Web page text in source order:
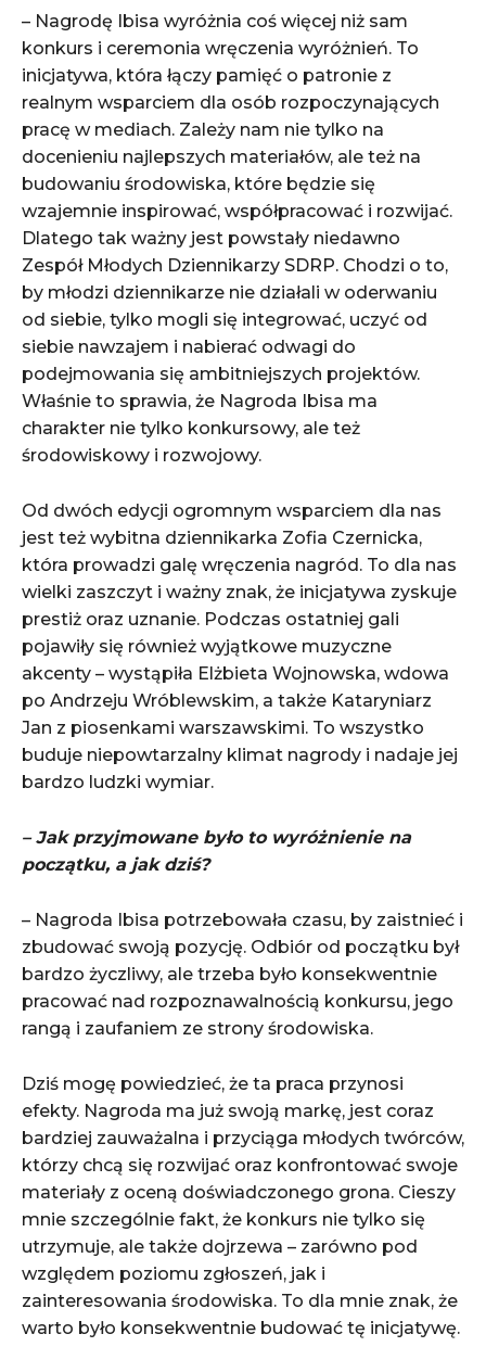
– Nagrodę Ibisa wyróżnia coś więcej niż sam
konkurs i ceremonia wręczenia wyróżnień. To
inicjatywa, która łączy pamięć o patronie z
realnym wsparciem dla osób rozpoczynających
pracę w mediach. Zależy nam nie tylko na
docenieniu najlepszych materiałów, ale też na
budowaniu środowiska, które będzie się
wzajemnie inspirować, współpracować i rozwijać.
Dlatego tak ważny jest powstały niedawno
Zespół Młodych Dziennikarzy SDRP. Chodzi o to,
by młodzi dziennikarze nie działali w oderwaniu
od siebie, tylko mogli się integrować, uczyć od
siebie nawzajem i nabierać odwagi do
podejmowania się ambitniejszych projektów.
Właśnie to sprawia, że Nagroda Ibisa ma
charakter nie tylko konkursowy, ale też
środowiskowy i rozwojowy.
Od dwóch edycji ogromnym wsparciem dla nas
jest też wybitna dziennikarka Zofia Czernicka,
która prowadzi galę wręczenia nagród. To dla nas
wielki zaszczyt i ważny znak, że inicjatywa zyskuje
prestiż oraz uznanie. Podczas ostatniej gali
pojawiły się również wyjątkowe muzyczne
akcenty – wystąpiła Elżbieta Wojnowska, wdowa
po Andrzeju Wróblewskim, a także Kataryniarz
Jan z piosenkami warszawskimi. To wszystko
buduje niepowtarzalny klimat nagrody i nadaje jej
bardzo ludzki wymiar.
– Jak przyjmowane było to wyróżnienie na
początku, a jak dziś?
– Nagroda Ibisa potrzebowała czasu, by zaistnieć i
zbudować swoją pozycję. Odbiór od początku był
bardzo życzliwy, ale trzeba było konsekwentnie
pracować nad rozpoznawalnością konkursu, jego
rangą i zaufaniem ze strony środowiska.
Dziś mogę powiedzieć, że ta praca przynosi
efekty. Nagroda ma już swoją markę, jest coraz
bardziej zauważalna i przyciąga młodych twórców,
którzy chcą się rozwijać oraz konfrontować swoje
materiały z oceną doświadczonego grona. Cieszy
mnie szczególnie fakt, że konkurs nie tylko się
utrzymuje, ale także dojrzewa – zarówno pod
względem poziomu zgłoszeń, jak i
zainteresowania środowiska. To dla mnie znak, że
warto było konsekwentnie budować tę inicjatywę.